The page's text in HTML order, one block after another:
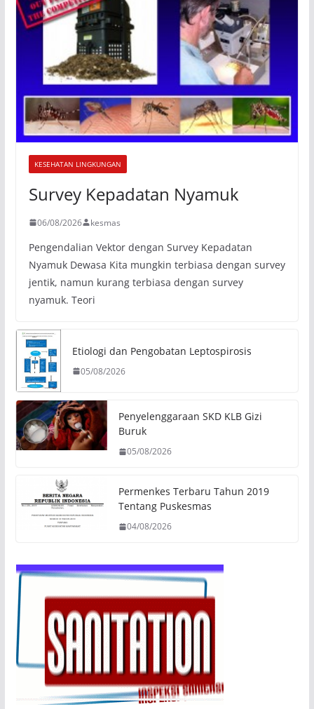
KESEHATAN LINGKUNGAN
Survey Kepadatan Nyamuk
06/08/2026 kesmas
Pengendalian Vektor dengan Survey Kepadatan
Nyamuk Dewasa Kita mungkin terbiasa dengan survey
jentik, namun kurang terbiasa dengan survey
nyamuk. Teori
Etiologi dan Pengobatan Leptospirosis
05/08/2026
Penyelenggaraan SKD KLB Gizi
Buruk
05/08/2026
Permenkes Terbaru Tahun 2019
Tentang Puskesmas
04/08/2026